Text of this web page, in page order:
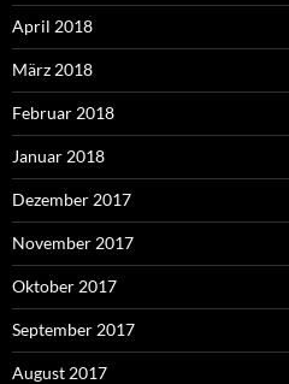
April 2018
März 2018
Februar 2018
Januar 2018
Dezember 2017
November 2017
Oktober 2017
September 2017
August 2017